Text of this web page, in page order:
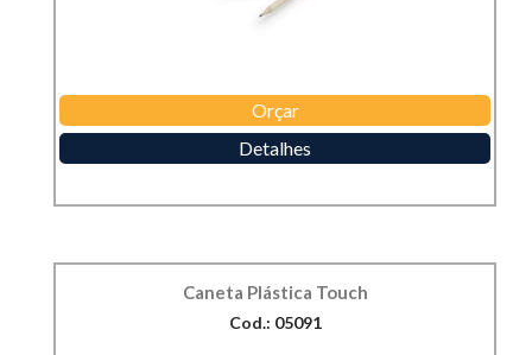
Orçar
Detalhes
Caneta Plástica Touch
Cod.: 05091